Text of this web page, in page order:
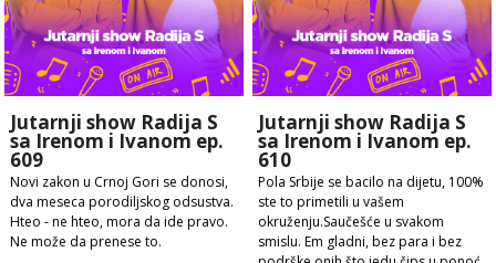
Jutarnji show Radija S
sa Irenom i Ivanom ep.
609
Novi zakon u Crnoj Gori se donosi,
dva meseca porodiljskog odsustva.
Hteo - ne hteo, mora da ide pravo.
Ne može da prenese to.
Jutarnji show Radija S
sa Irenom i Ivanom ep.
610
Pola Srbije se bacilo na dijetu, 100%
ste to primetili u vašem
okruženju.Saučešće u svakom
smislu. Em gladni, bez para i bez